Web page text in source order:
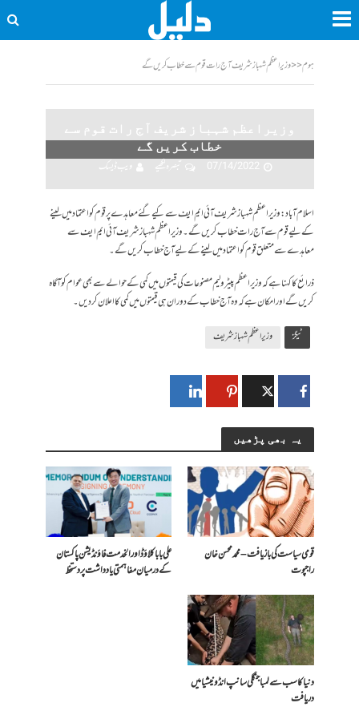
ہوم<<وزیراعظم شہباز شریف آج رات قوم سے خطاب کریں گے
وزیراعظم شہباز شریف آج رات قوم سے
خطاب کریں گے
07/14/2022
تبصرہ لکھیے ویب ڈیسک
اسلام آباد: وزیراعظم شہباز شریف آئی ایم ایف سے کیے گئے معاہدے پر قوم کو اعتماد میں لینے
کے لیے قوم سے آج رات خطاب کریں گے۔ وزیراعظم شہباز شریف آئی ایم ایف سے
معاہدے سے متعلق قوم کو اعتماد میں لینے کے لیے آج خطاب کریں گے۔
ذرائع کا کہنا ہے کہ وزیراعظم پیٹرولیم مصنوعات کی قیمتوں میں کمی کے حوالے سے بھی عوام کو آگاہ
کریں گے اور امکان ہے کہ وہ آج خطاب کے دوران ہی قیمتوں میں کمی کا اعلان کردیں۔
ٹیگز وزیراعظم شہباز شریف
یہ بھی پڑھیں
قومی سیاست کی بازیافت – محمد محسن خان
راجپوت
علی بابا کلاؤڈ اور الخدمت فاؤنڈیشن پاکستان
کے درمیان مفاہمتی یادداشت پر دستخط
دنیا کا سب سے لمبا جنگلی سانپ انڈونیشیا میں
دریافت